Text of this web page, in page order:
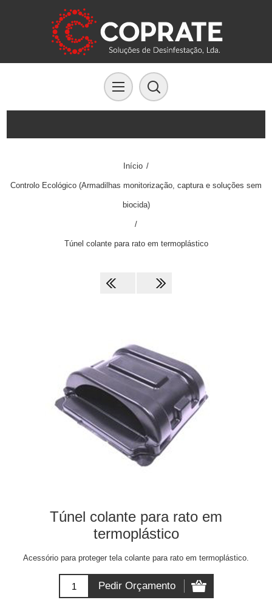
Início /
Controlo Ecológico (Armadilhas monitorização, captura e soluções sem
biocida)
/
Túnel colante para rato em termoplástico
Túnel colante para rato em
termoplástico
Acessório para proteger tela colante para rato em termoplástico.